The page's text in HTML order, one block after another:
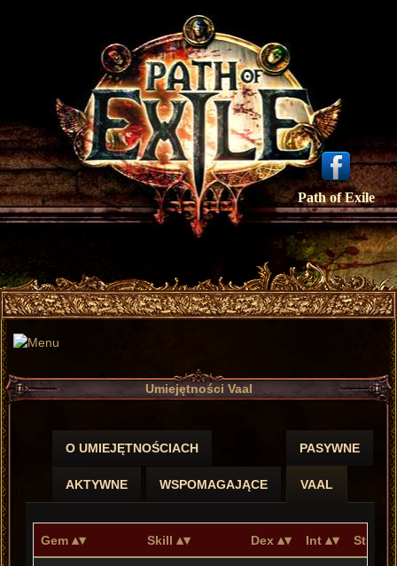
Path of Exile
Umiejętności Vaal
O UMIEJĘTNOŚCIACH PASYWNE
AKTYWNE WSPOMAGAJĄCE VAAL
Gem Skill Dex Int Str